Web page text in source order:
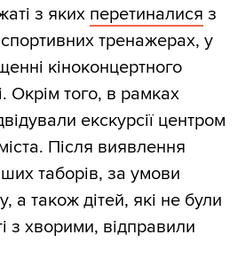
з яких перетиналися з
тренажерах, у
кіноконцертного
Окрім того, в рамках
екскурсії центром
Після виявлення
таборів, за умови
а також дітей, які не були
з хворими, відправили